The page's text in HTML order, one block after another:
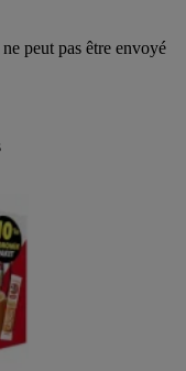
peut pas être envoyé